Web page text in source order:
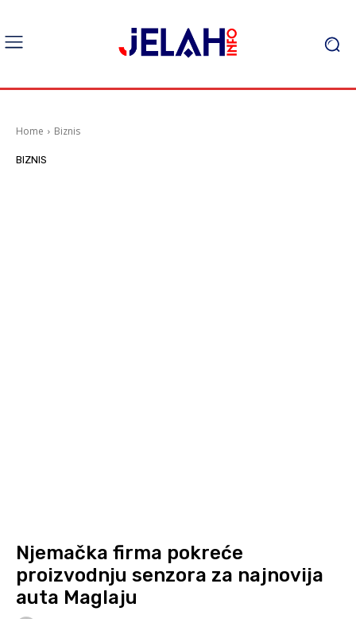
Home Biznis
BIZNIS
Njemačka firma pokreće
proizvodnju senzora za najnovija
auta Maglaju